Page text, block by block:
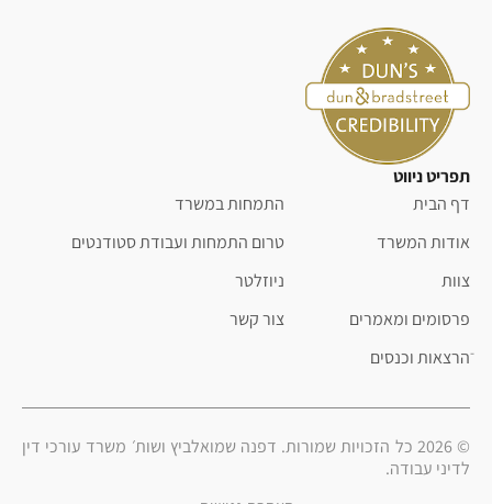
תפריט ניווט
דף הבית
אודות המשרד
צוות
פרסומים ומאמרים
ֿהרצאות וכנסים
התמחות במשרד
טרום התמחות ועבודת סטודנטים
ניוזלטר
צור קשר
© 2026 כל הזכויות שמורות. דפנה שמואלביץ ושות׳ משרד עורכי דין
לדיני עבודה.